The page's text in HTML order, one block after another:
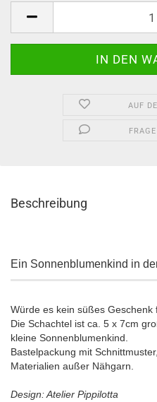
AUF
Beschreibung
Ein Sonnenblumenkind in
Würde es kein süßes Geschenk
Die Schachtel ist ca. 5 x 7cm
kleine Sonnenblumenkind.
Bastelpackung mit
Materialien außer Nähgarn.
Design: Atelier Pippilotta